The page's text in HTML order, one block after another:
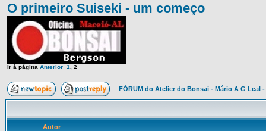
O primeiro Suiseki - um começo
Ir à página Anterior 1 2
FÓRUM do Atelier do Bonsai - Mário A G Leal
Autor